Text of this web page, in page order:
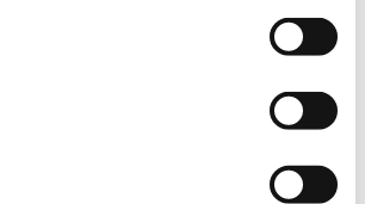
gezien op zaterdagochtend tijd
fijne band op wil bouwen met het